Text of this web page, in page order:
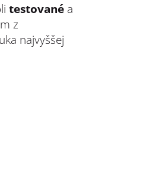
testované a
z
najvyššej